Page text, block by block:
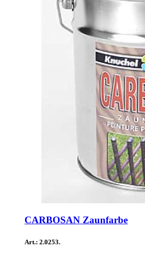
CARBOSAN Zaunfarbe
Art.: 2.0253.